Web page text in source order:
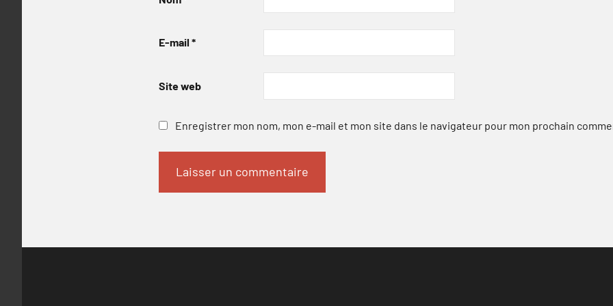
E-mail *
Site web
Enregistrer mon nom, mon e-mail et mon site dans le navigateur pour mon prochain